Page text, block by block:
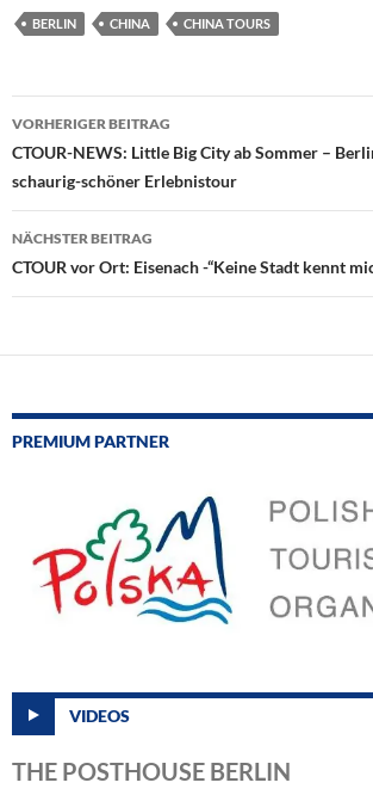
BERLIN CHINA CHINA TOURS
Beitragsnavigation
VORHERIGER BEITRAG
CTOUR-NEWS: Little Big City ab Sommer –
schaurig-schöner Erlebnistour
NÄCHSTER BEITRAG
CTOUR vor Ort: Eisenach -“Keine Stadt kennt
PREMIUM PARTNER
VIDEOS
THE POSTHOUSE BERLIN